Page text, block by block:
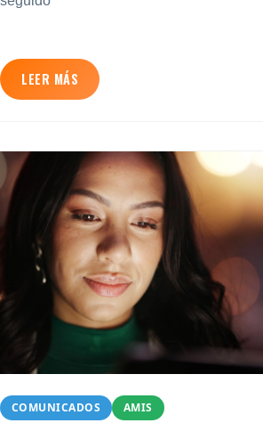
LEER MÁS
COMUNICADOS AMIS